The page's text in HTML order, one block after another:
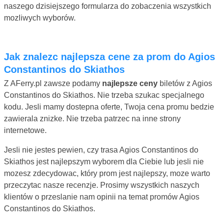
naszego dzisiejszego formularza do zobaczenia wszystkich
mozliwych wyborów.
Jak znalezc najlepsza cene za prom do Agios
Constantinos do Skiathos
Z AFerry.pl zawsze podamy najlepsze ceny biletów z Agios
Constantinos do Skiathos. Nie trzeba szukac specjalnego
kodu. Jesli mamy dostepna oferte, Twoja cena promu bedzie
zawierala znizke. Nie trzeba patrzec na inne strony
internetowe.
Jesli nie jestes pewien, czy trasa Agios Constantinos do
Skiathos jest najlepszym wyborem dla Ciebie lub jesli nie
mozesz zdecydowac, który prom jest najlepszy, moze warto
przeczytac nasze recenzje. Prosimy wszystkich naszych
klientów o przeslanie nam opinii na temat promów Agios
Constantinos do Skiathos.